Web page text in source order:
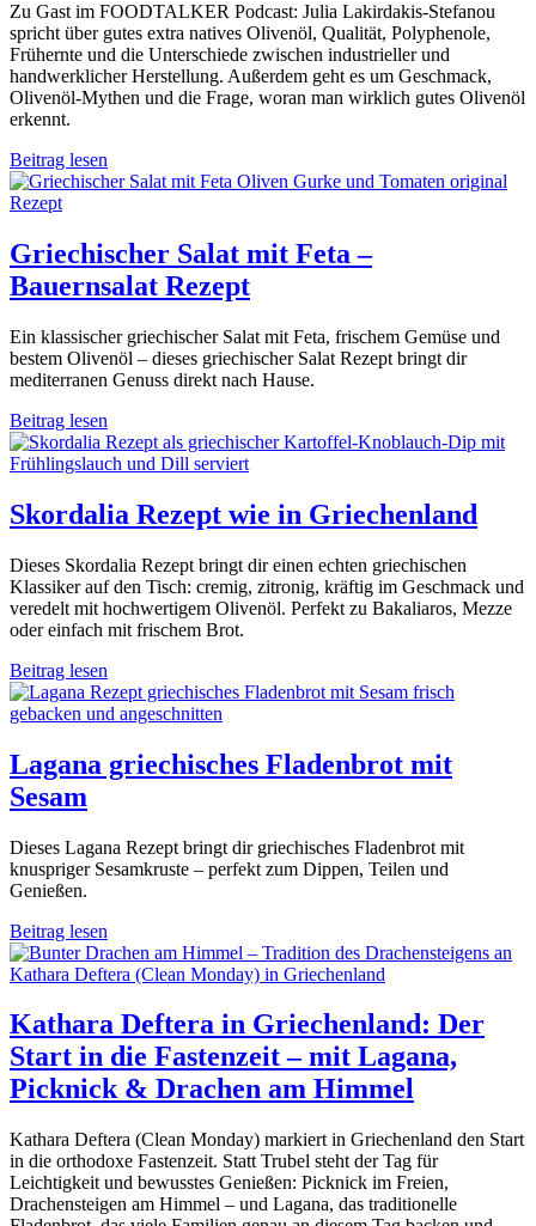
Zu Gast im FOODTALKER Podcast: Julia Lakirdakis-Stefanou
spricht über gutes extra natives Olivenöl, Qualität, Polyphenole,
Frühernte und die Unterschiede zwischen industrieller und
handwerklicher Herstellung. Außerdem geht es um Geschmack,
Olivenöl-Mythen und die Frage, woran man wirklich gutes Olivenöl
erkennt.
Beitrag lesen
Griechischer Salat mit Feta –
Bauernsalat Rezept
Ein klassischer griechischer Salat mit Feta, frischem Gemüse und
bestem Olivenöl – dieses griechischer Salat Rezept bringt dir
mediterranen Genuss direkt nach Hause.
Beitrag lesen
Skordalia Rezept wie in Griechenland
Dieses Skordalia Rezept bringt dir einen echten griechischen
Klassiker auf den Tisch: cremig, zitronig, kräftig im Geschmack und
veredelt mit hochwertigem Olivenöl. Perfekt zu Bakaliaros, Mezze
oder einfach mit frischem Brot.
Beitrag lesen
Lagana griechisches Fladenbrot mit
Sesam
Dieses Lagana Rezept bringt dir griechisches Fladenbrot mit
knuspriger Sesamkruste – perfekt zum Dippen, Teilen und
Genießen.
Beitrag lesen
Kathara Deftera in Griechenland: Der
Start in die Fastenzeit – mit Lagana,
Picknick & Drachen am Himmel
Kathara Deftera (Clean Monday) markiert in Griechenland den Start
in die orthodoxe Fastenzeit. Statt Trubel steht der Tag für
Leichtigkeit und bewusstes Genießen: Picknick im Freien,
Drachensteigen am Himmel – und Lagana, das traditionelle